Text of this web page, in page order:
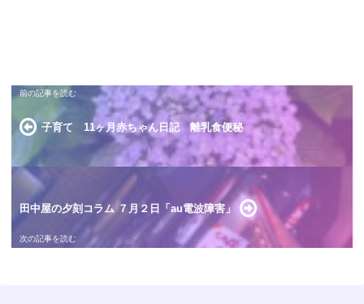
子育て 11ヶ月赤ちゃん日記 離乳食便秘
田中屋の夕刻コラム ７月２日「au電波障害」